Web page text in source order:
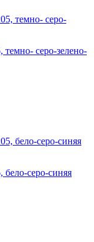
серо-зелено-
серо-синяя